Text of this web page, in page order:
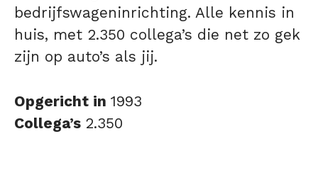
bedrijfswageninrichting. Alle kennis in
huis, met 2.350 collega’s die net zo gek
zijn op auto’s als jij.
Opgericht in 1993
Collega’s 2.350